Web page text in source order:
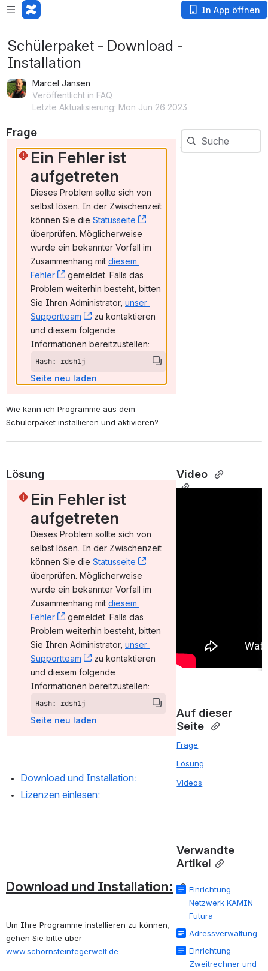
In App öffnen
Schülerpaket - Download -
Installation
Marcel Jansen
Veröffentlicht in FAQ
Letzte Aktualisierung: Mon Jun 26 2023
Frage
Ein Fehler ist
aufgetreten
Dieses Problem sollte sich von
selbst lösen. In der Zwischenzeit
können Sie die Statusseite
, (opens new window)
überprüfen. Möglicherweise
wurde ein bekannter Vorfall im
Zusammenhang mit diesem
Fehler
, (opens new window)
gemeldet. Falls das
Problem weiterhin besteht, bitten
Sie Ihren Administrator, unser
Supportteam
, (opens new window)
zu kontaktieren
und diesem folgende
Informationen bereitzustellen:
Hash: rdsh1j
Seite neu laden
Wie kann ich Programme aus dem
Schülerpaket installieren und aktivieren?
Suche
Suche
Lösung
Ein Fehler ist
aufgetreten
Dieses Problem sollte sich von
selbst lösen. In der Zwischenzeit
können Sie die Statusseite
, (opens new window)
überprüfen. Möglicherweise
wurde ein bekannter Vorfall im
Zusammenhang mit diesem
Fehler
, (opens new window)
gemeldet. Falls das
Problem weiterhin besteht, bitten
Sie Ihren Administrator, unser
Supportteam
, (opens new window)
zu kontaktieren
und diesem folgende
Informationen bereitzustellen:
Hash: rdsh1j
Seite neu laden
Download und Installation:
Lizenzen einlesen:
Download und Installation:
Um Ihre Programme installieren zu können,
www.schornsteinfegerwelt.de
Video
Auf dieser
Seite
Frage
Lösung
Videos
Verwandte
Artikel
Einrichtung
Netzwerk KAMIN
Futura
Adressverwaltung
Einrichtung
Zweitrechner und